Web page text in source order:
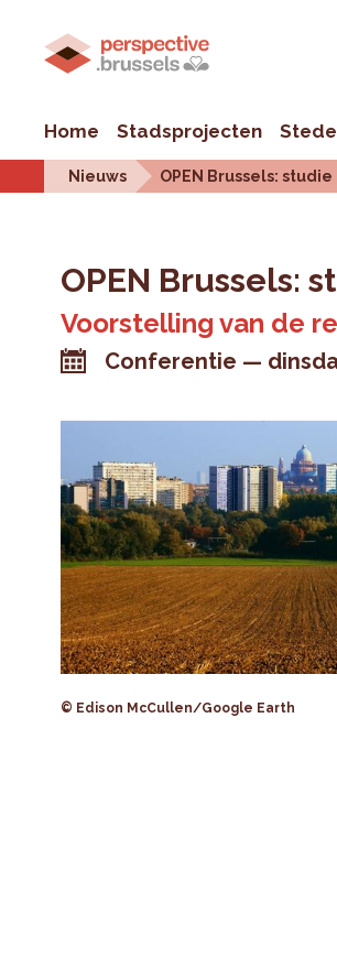
Home Stadsprojecten
Nieuws OPEN Brussels:
OPEN Brussels:
Voorstelling van de
Conferentie
© Edison McCullen/Google Earth